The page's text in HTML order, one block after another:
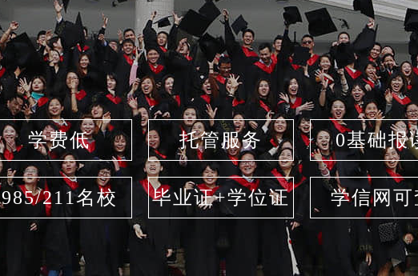
学费低 托管服务 0基础报
985/211名校 毕业证+学位证 学信网可